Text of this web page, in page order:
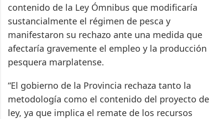
contenido de la Ley Ómnibus que modificaría
sustancialmente el régimen de pesca y
manifestaron su rechazo ante una medida que
afectaría gravemente el empleo y la producción
pesquera marplatense.
“El gobierno de la Provincia rechaza tanto la
metodología como el contenido del proyecto de
ley, ya que implica el remate de los recursos